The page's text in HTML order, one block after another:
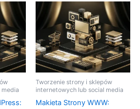
Tworzenie strony i sklepów
internetowych lub social media
Makieta Strony WWW: